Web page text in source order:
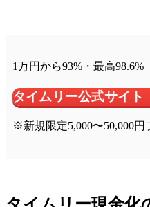
1万円から93%・最高98.6%
タイムリー公式サイト
※新規限定5,000〜50,000円